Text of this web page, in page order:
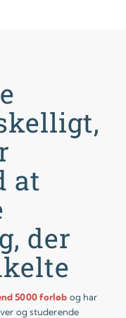
at
der
5000 forløb og har
og studerende